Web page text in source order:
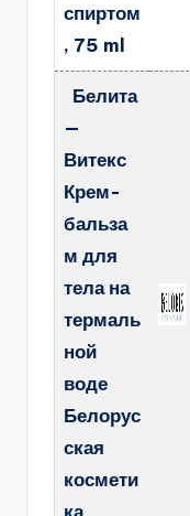
спиртом
, 75 ml
Белита
—
Витекс
Крем-
бальза
м для
тела на
термаль
ной
воде
Белорус
ская
космети